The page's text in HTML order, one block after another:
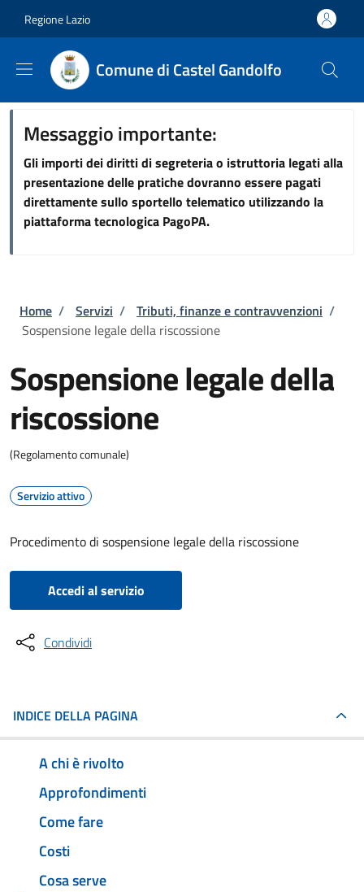
Regione Lazio
Comune di Castel Gandolfo
Messaggio importante:
Gli importi dei diritti di segreteria o istruttoria legati alla
presentazione delle pratiche dovranno essere pagati
direttamente sullo sportello telematico utilizzando la
piattaforma tecnologica PagoPA.
Briciole di pane
Home / Servizi / Tributi, finanze e contravvenzioni /
Sospensione legale della riscossione
Sospensione legale della
riscossione
(Regolamento comunale)
Servizio attivo
Procedimento di sospensione legale della riscossione
Accedi al servizio
Condividi
INDICE DELLA PAGINA
A chi è rivolto
Approfondimenti
Come fare
Costi
Cosa serve